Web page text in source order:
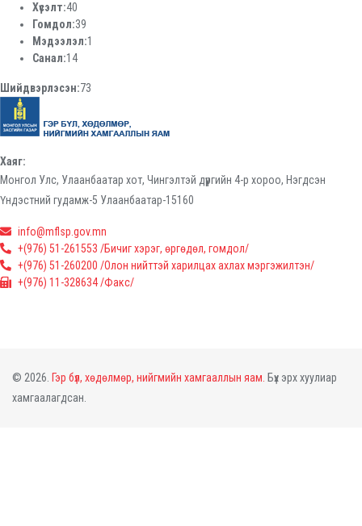
Хүсэлт:40
Гомдол:39
Мэдээлэл:1
Санал:14
Шийдвэрлэсэн:73
Хаяг:
Монгол Улс, Улаанбаатар хот, Чингэлтэй дүүргийн 4-р хороо, Нэгдсэн
Үндэстний гудамж-5 Улаанбаатар-15160
info@mflsp.gov.mn
+(976) 51-261553 /Бичиг хэрэг, өргөдөл, гомдол/
+(976) 51-260200 /Олон нийттэй харилцах ахлах мэргэжилтэн/
+(976) 11-328634 /Факс/
© 2026. Гэр бүл, хөдөлмөр, нийгмийн хамгааллын яам. Бүх эрх хуулиар
хамгаалагдсан.